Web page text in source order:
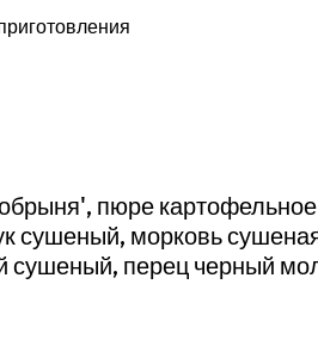
пюре картофельное
сушеный, морковь
сушеный, перец черный